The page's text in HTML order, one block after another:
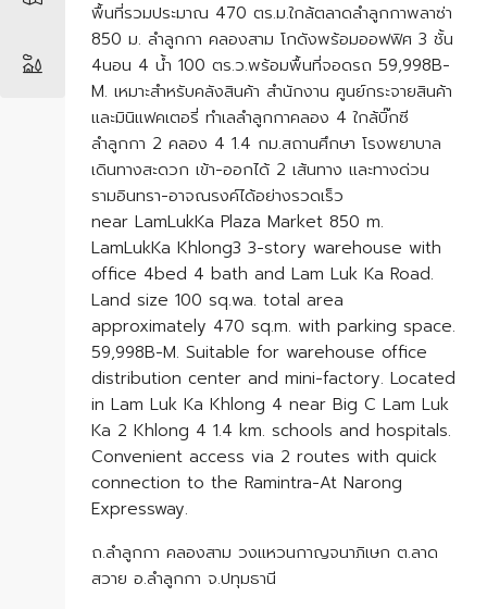
พื้นที่รวมประมาณ 470 ตร.ม.ใกล้ตลาดลำลูกกาพลาซ่า
850 ม. ลำลูกกา คลองสาม โกดังพร้อมออฟฟิศ 3 ชั้น
4นอน 4 น้ำ 100 ตร.ว.พร้อมพื้นที่จอดรถ 59,998B-
M. เหมาะสำหรับคลังสินค้า สำนักงาน ศูนย์กระจายสินค้า
และมินิแฟคเตอรี่ ทำเลลำลูกกาคลอง 4 ใกล้บิ๊กซี
ลำลูกกา 2 คลอง 4 1.4 กม.สถานศึกษา โรงพยาบาล
เดินทางสะดวก เข้า-ออกได้ 2 เส้นทาง และทางด่วน
รามอินทรา-อาจณรงค์ได้อย่างรวดเร็ว
near LamLukKa Plaza Market 850 m.
LamLukKa Khlong3 3-story warehouse with
office 4bed 4 bath and Lam Luk Ka Road.
Land size 100 sq.wa. total area
approximately 470 sq.m. with parking space.
59,998B-M. Suitable for warehouse office
distribution center and mini-factory. Located
in Lam Luk Ka Khlong 4 near Big C Lam Luk
Ka 2 Khlong 4 1.4 km. schools and hospitals.
Convenient access via 2 routes with quick
connection to the Ramintra-At Narong
Expressway.
ถ.ลำลูกกา คลองสาม วงแหวนกาญจนาภิเษก ต.ลาด
สวาย อ.ลำลูกกา จ.ปทุมธานี